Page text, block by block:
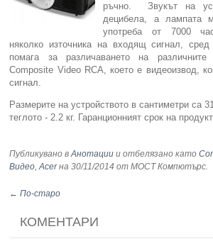
Сървъри
Аксесоари
Смартфони
ръчно.
Звукът на
децибела, а лампата
употреба от 7000
няколко източника на входящ сигнал,
помага за различаването на
Composite Video RCA, което е видеоизвод,
сигнал.
Размерите на устройството в сантиметри са
теглото - 2.2 кг. Гаранционният срок на
Публикувано вАнотации и отбелязано като
Видео,Acerна 30/11/2014 от МОСТ Компютърс.
← По-старо
КОМЕНТАРИ